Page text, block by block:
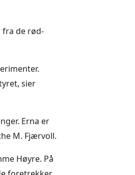
fra de rød-
sier
Erna er
M. Fjærvoll.
Høyre. På